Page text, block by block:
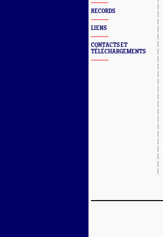
RECORDS
LIENS
CONTACTS ET
TÉLÉCHARGEMENTS